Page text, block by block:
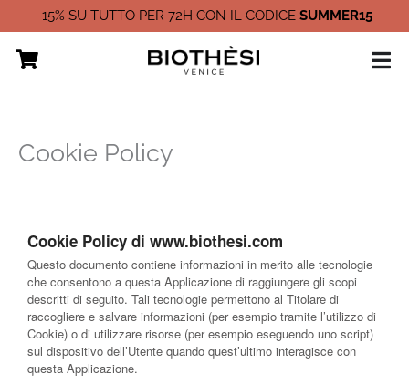
al
contenuto
-15% SU TUTTO PER 72H CON IL CODICE SUMMER15
Cookie Policy
Cookie Policy di www.biothesi.com
Questo documento contiene informazioni in merito alle tecnologie
che consentono a questa Applicazione di raggiungere gli scopi
descritti di seguito. Tali tecnologie permettono al Titolare di
raccogliere e salvare informazioni (per esempio tramite l’utilizzo di
Cookie) o di utilizzare risorse (per esempio eseguendo uno script)
sul dispositivo dell’Utente quando quest’ultimo interagisce con
questa Applicazione.